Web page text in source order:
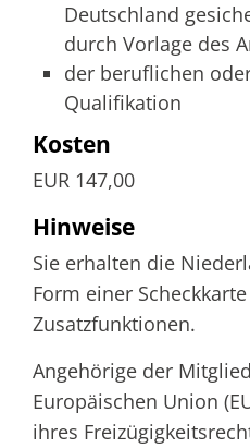
Deutschland
durch Vorlage des
der beruflichen
Qualifikation
Kosten
EUR 147,00
Hinweise
Sie erhalten die
Form einer
Zusatzfunktionen.
Angehörige der
Europäischen Union
ihres